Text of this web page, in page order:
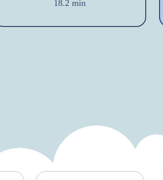
18.2 min